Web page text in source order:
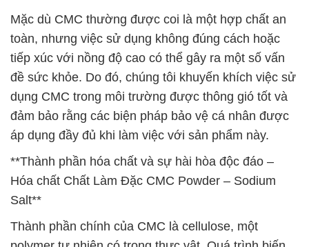
Mặc dù CMC thường được coi là một hợp chất an
toàn, nhưng việc sử dụng không đúng cách hoặc
tiếp xúc với nồng độ cao có thể gây ra một số vấn
đề sức khỏe. Do đó, chúng tôi khuyến khích việc sử
dụng CMC trong môi trường được thông gió tốt và
đảm bảo rằng các biện pháp bảo vệ cá nhân được
áp dụng đầy đủ khi làm việc với sản phẩm này.
**Thành phần hóa chất và sự hài hòa độc đáo –
Hóa chất Chất Làm Đặc CMC Powder – Sodium
Salt**
Thành phần chính của CMC là cellulose, một